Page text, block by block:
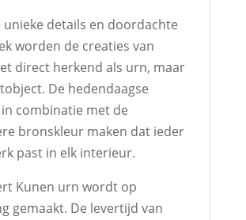
unieke details en doordachte
worden de creaties van
direct herkend als urn, maar
De hedendaagse
combinatie met de
bronskleur maken dat ieder
past in elk interieur.
Kunen urn wordt op
gemaakt. De levertijd van